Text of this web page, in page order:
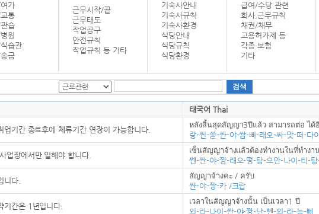
가
통
습
원
습관
금
근무시작/끝
근무태도
작업공구
안전규칙
작업규칙 등 기타
기숙사안내
기숙사규칙
기숙사환경
식당안내
식당규칙
식당환경
급여/수당 관련
회사,근무규칙
채권/채무
고용허가제 등
각종 보험
기타
태국어 Thai
업기간 종료후에 체류기간 연장이 가능합니다.
หลังสิ้นสุดสัญญา3ปีแล้ว สามารถต่อ ได้
랑-씬-쑫-싼-야-쌈-삐-래오-싸-맛-떠-다
업장에서만 일해야 합니다.
เซ็นสัญญาจ้างแล้วต้องทำงานในที่ทำงา
쎈-싼-야-짱-래오-떵-탐-으안-나이-티-
니다.
สัญญาจ้างคะ / ครับ
싼-야-짱-카 /크랍
기간은 1년입니다.
เวลาในสัญญาจ้างนั้น เป็นเวลา1 ปี
외-라-나이-싼-야-짱-난-뻰-외-라-능-삐